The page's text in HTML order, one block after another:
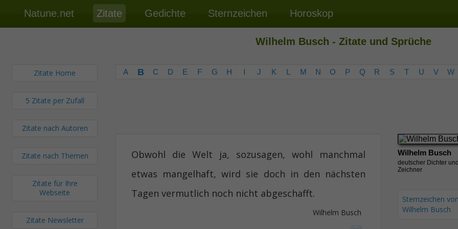
Natune.net Zitate Gedichte Sternzeichen Horoskop
Wilhelm Busch - Zitate und Sprüche
Zitate Home
5 Zitate per Zufall
Zitate nach Autoren
Zitate nach Themen
Zitate für Ihre
Webseite
Zitate Newsletter
A B C D E F G H I J K L M N O P Q R S T U V W
Obwohl die Welt ja, sozusagen, wohl manchmal
etwas mangelhaft, wird sie doch in den nächsten
Tagen vermutlich noch nicht abgeschafft.
Wilhelm Busch
Wilhelm Busch
deutscher Dichter und
Zeichner
Sternzeichen von
Wilhelm Busch